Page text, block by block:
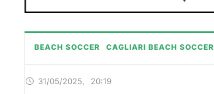
BEACH SOCCER CAGLIARI BEACH SOCCER
31/05/2025 20:19